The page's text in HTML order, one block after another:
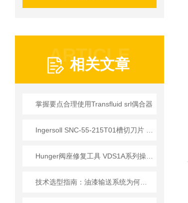
ARTICLE
相关文章
掌握要点合理使用Transfluid srl偶合器